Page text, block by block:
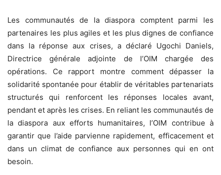
Les communautés de la diaspora comptent parmi les
partenaires les plus agiles et les plus dignes de confiance
dans la réponse aux crises, a déclaré Ugochi Daniels,
Directrice générale adjointe de l’OIM chargée des
opérations. Ce rapport montre comment dépasser la
solidarité spontanée pour établir de véritables partenariats
structurés qui renforcent les réponses locales avant,
pendant et après les crises. En reliant les communautés de
la diaspora aux efforts humanitaires, l’OIM contribue à
garantir que l’aide parvienne rapidement, efficacement et
dans un climat de confiance aux personnes qui en ont
besoin.